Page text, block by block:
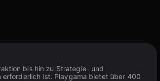
bis hin zu Strategie- und
erforderlich ist. Playgama bietet über 400